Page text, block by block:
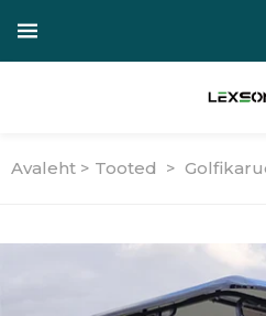
Avaleht > Tooted >